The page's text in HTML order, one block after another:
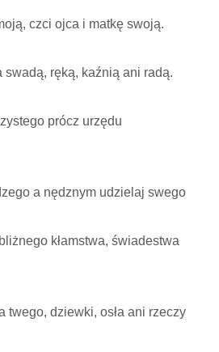
czci ojca i matkę swoją.
swadą, ręką, kaźnią ani radą.
prócz urzędu
a nędznym udzielaj swego
kłamstwa, świadestwa
twego, dziewki, osła ani rzeczy